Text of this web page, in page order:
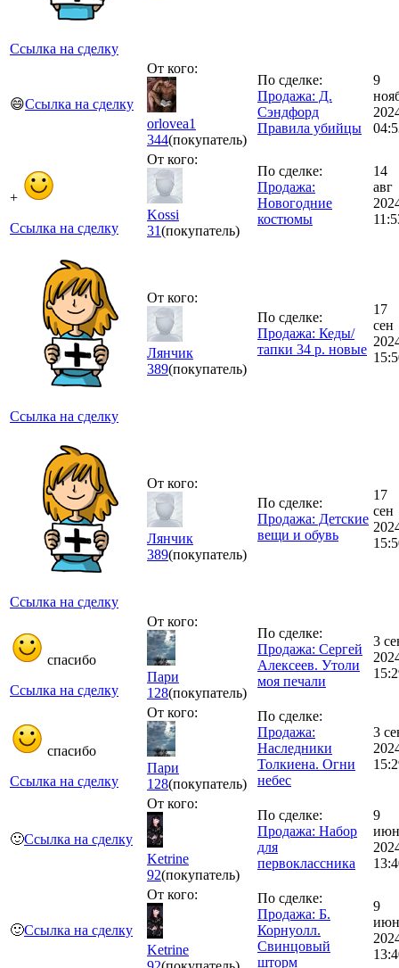
Ссылка на сделку
😄Ссылка на сделку
От кого:
orlovea1
344(покупатель)
По сделке:
Продажа: Д.
Сэндфорд
Правила убийцы
9
+
Ссылка на сделку
От кого:
Kossi
31(покупатель)
По сделке:
Продажа:
Новогодние
костюмы
14
авг
Ссылка на сделку
От кого:
Лянчик
389(покупатель)
По сделке:
Продажа: Кеды/
тапки 34 р. новые
17
сен
Ссылка на сделку
От кого:
Лянчик
389(покупатель)
По сделке:
Продажа: Детские
вещи и обувь
17
сен
спасибо
Ссылка на сделку
От кого:
Пари
128(покупатель)
По сделке:
Продажа: Сергей
Алексеев. Утоли
моя печали
3
спасибо
Ссылка на сделку
От кого:
Пари
128(покупатель)
По сделке:
Продажа:
Наследники
Толкиена. Огни
небес
3
🙂Ссылка на сделку
От кого:
Ketrine
92(покупатель)
По сделке:
Продажа: Набор
для
первоклассника
9
🙂Ссылка на сделку
От кого:
Ketrine
По сделке:
Продажа: Б.
Корнуолл.
Свинцовый
шторм
9